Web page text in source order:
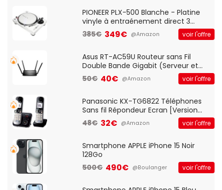
QWERTY UK - Noir
PIONEER PLX-500 Blanche - Platine
vinyle à entraénement direct 3
vitesses (33-45-78 trs/min) avec
pre-ampli intégré et port USB
385€ 349€ @Amazon voir l'offre
Asus RT-AC59U Routeur sans Fil
Double Bande Gigabit (Serveur et
Client VPN, Triple Vlan, Mode Point
d'accès et Bridge, contrôle Parental,
50€ 40€ @Amazon voir l'offre
Panasonic KX-TG6822 Téléphones
Sans fil Répondeur Ecran [Version
Française]
48€ 32€ @Amazon voir l'offre
Smartphone APPLE iPhone 15 Noir
128Go
500€ 490€ @Boulanger voir l'offre